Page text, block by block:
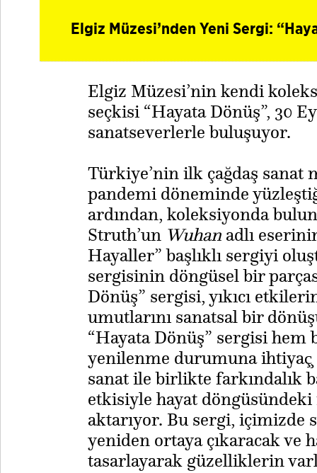
Elgiz Müzesi’nden Yeni Sergi:
Elgiz Müzesi’nin kendi
seçkisi “Hayata Dönüş”, 30
sanatseverlerle buluşuyor.
Türkiye’nin ilk çağdaş sanat
pandemi döneminde
ardından, koleksiyonda
Struth’un Wuhanadlı
Hayaller” başlıklı sergiyi
sergisinin döngüsel bir
Dönüş” sergisi, yıkıcı
umutlarını sanatsal bir
“Hayata Dönüş” sergisi
yenilenme durumuna
sanat ile birlikte farkındalık
etkisiyle hayat
aktarıyor. Bu sergi, içimizde
yeniden ortaya çıkaracak ve
tasarlayarak güzelliklerin